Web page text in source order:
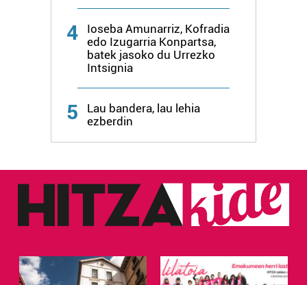
4
Ioseba Amunarriz, Kofradia
edo Izugarria Konpartsa,
batek jasoko du Urrezko
Intsignia
5
Lau bandera, lau lehia
ezberdin